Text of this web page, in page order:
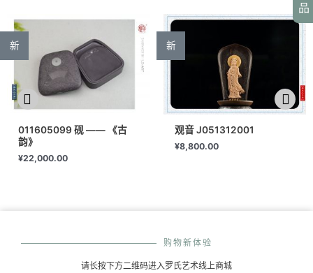
品
新
011605099 砚 —— 《古
韵》
¥22,000.00
新
观音 J051312001
¥8,800.00
购物新体验
请长按下方二维码进入罗氏艺术线上商城